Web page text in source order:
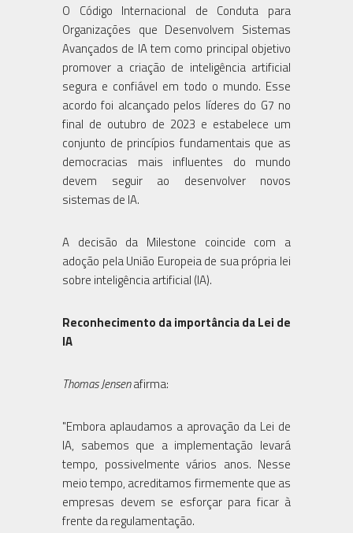
O Código Internacional de Conduta para
Organizações que Desenvolvem Sistemas
Avançados de IA tem como principal objetivo
promover a criação de inteligência artificial
segura e confiável em todo o mundo. Esse
acordo foi alcançado pelos líderes do G7 no
final de outubro de 2023 e estabelece um
conjunto de princípios fundamentais que as
democracias mais influentes do mundo
devem seguir ao desenvolver novos
sistemas de IA.
A decisão da Milestone coincide com a
adoção pela União Europeia de sua própria lei
sobre inteligência artificial (IA).
Reconhecimento da importância da Lei de
IA
Thomas Jensenafirma:
"Embora aplaudamos a aprovação da Lei de
IA, sabemos que a implementação levará
tempo, possivelmente vários anos. Nesse
meio tempo, acreditamos firmemente que as
empresas devem se esforçar para ficar à
frente da regulamentação.